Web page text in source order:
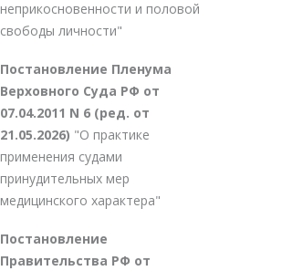
неприкосновенности и половой
свободы личности"
Постановление Пленума
Верховного Суда РФ от
07.04.2011 N 6 (ред. от
21.05.2026) "О практике
применения судами
принудительных мер
медицинского характера"
Постановление
Правительства РФ от